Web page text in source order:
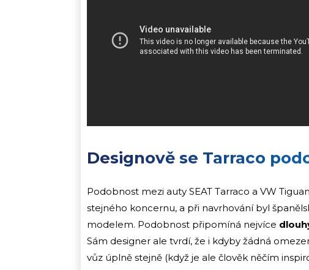
Designově se Tarraco
Podobnost mezi auty SEAT Tarraco a VW
stejného koncernu, a při navrhování byl
modelem. Podobnost připomíná nejvíce
Sám designer ale tvrdí, že i kdyby žádná
vůz úplně stejně (když je ale člověk něčím